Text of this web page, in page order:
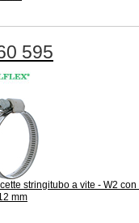
595
stringitubo a vite - W2
mm